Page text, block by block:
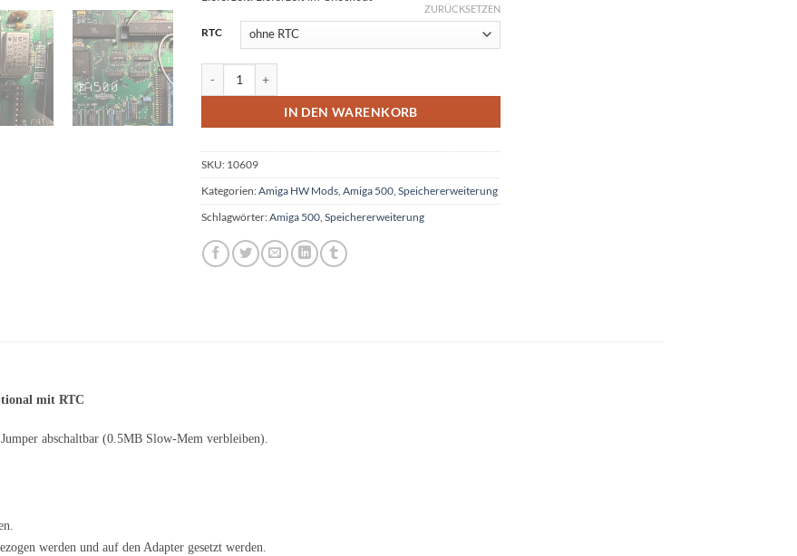
RTC
ZURÜCKSETZEN
IN DEN WARENKORB
Alternative:
SKU: 10609
Kategorien: Amiga HW Mods Amiga 500 Speichererweiterung
Schlagwörter: Amiga 500 Speichererweiterung
mit RTC
abschaltbar (0.5MB Slow-Mem verbleiben).
werden und auf den Adapter gesetzt werden.